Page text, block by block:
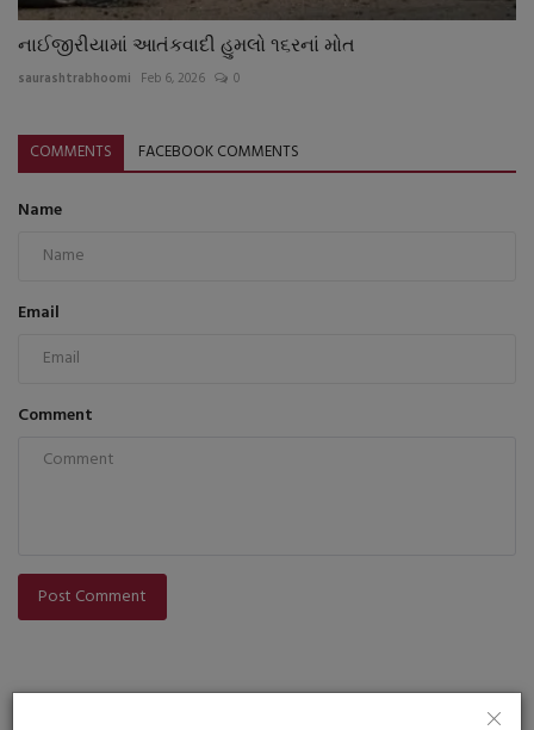
નાઈજીરીયામાં આતંકવાદી હુમલો ૧૬રનાં મોત
saurashtrabhoomi Feb 6, 2026 0
COMMENTS FACEBOOK COMMENTS
Name
Email
Comment
Post Comment